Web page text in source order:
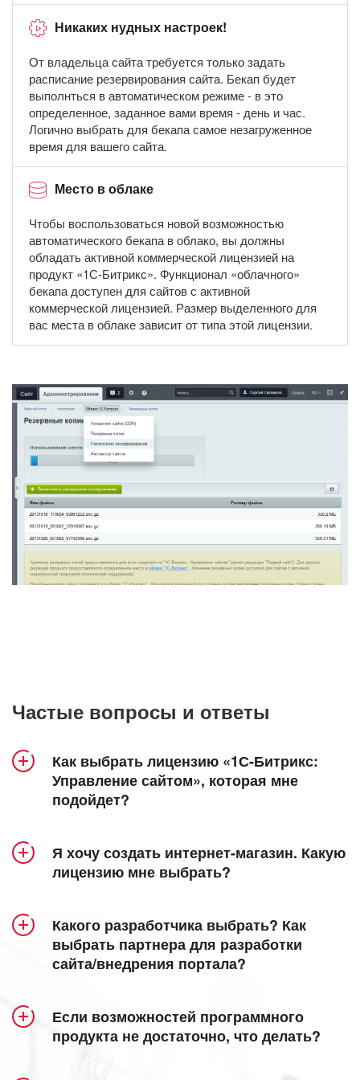
Никаких нудных настроек!
От владельца сайта требуется только задать
расписание резервирования сайта. Бекап будет
выполнться в автоматическом режиме - в это
определенное, заданное вами время - день и час.
Логично выбрать для бекапа самое незагруженное
время для вашего сайта.
Место в облаке
Чтобы воспользоваться новой возможностью
автоматического бекапа в облако, вы должны
обладать активной коммерческой лицензией на
продукт «1С-Битрикс». Функционал «облачного»
бекапа доступен для сайтов с активной
коммерческой лицензией. Размер выделенного для
вас места в облаке зависит от типа этой лицензии.
Частые вопросы и ответы
Как выбрать лицензию «1С-Битрикс:
Управление сайтом», которая мне
подойдет?
Продукт «1С-Битрикс: Управление сайтом»
включает 5 лицензий – «Старт», «Стандарт»,
Посмотрите удобную детальную
таблицу
сравнения лицензий, в которой наглядно
представлен функционал каждой из них.
Общие сведения:
Я хочу создать интернет-магазин. Какую
лицензию мне выбрать?
лицензиях
«Малый бизнес» ,«Бизнес»
«Энтерпрайз».
Кроме того, специально для самых
разработали собственнуюeCommerce-
платформудля продаж в интернете,
Какого разработчика выбрать? Как
выбрать партнера для разработки
сайта/внедрения портала?
Все зависит от ваших задач и требований. Мы
предлагаем несколько вариантов поиска
Если возможностей программного
продукта не достаточно, что делать?